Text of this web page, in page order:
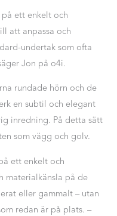
ett enkelt och
att anpassa och
undertak som ofta
Jon på o4i.
rundade hörn och de
en subtil och elegant
inredning. På detta sätt
som vägg och golv.
ett enkelt och
materialkänsla på de
eller gammalt – utan
redan är på plats. –